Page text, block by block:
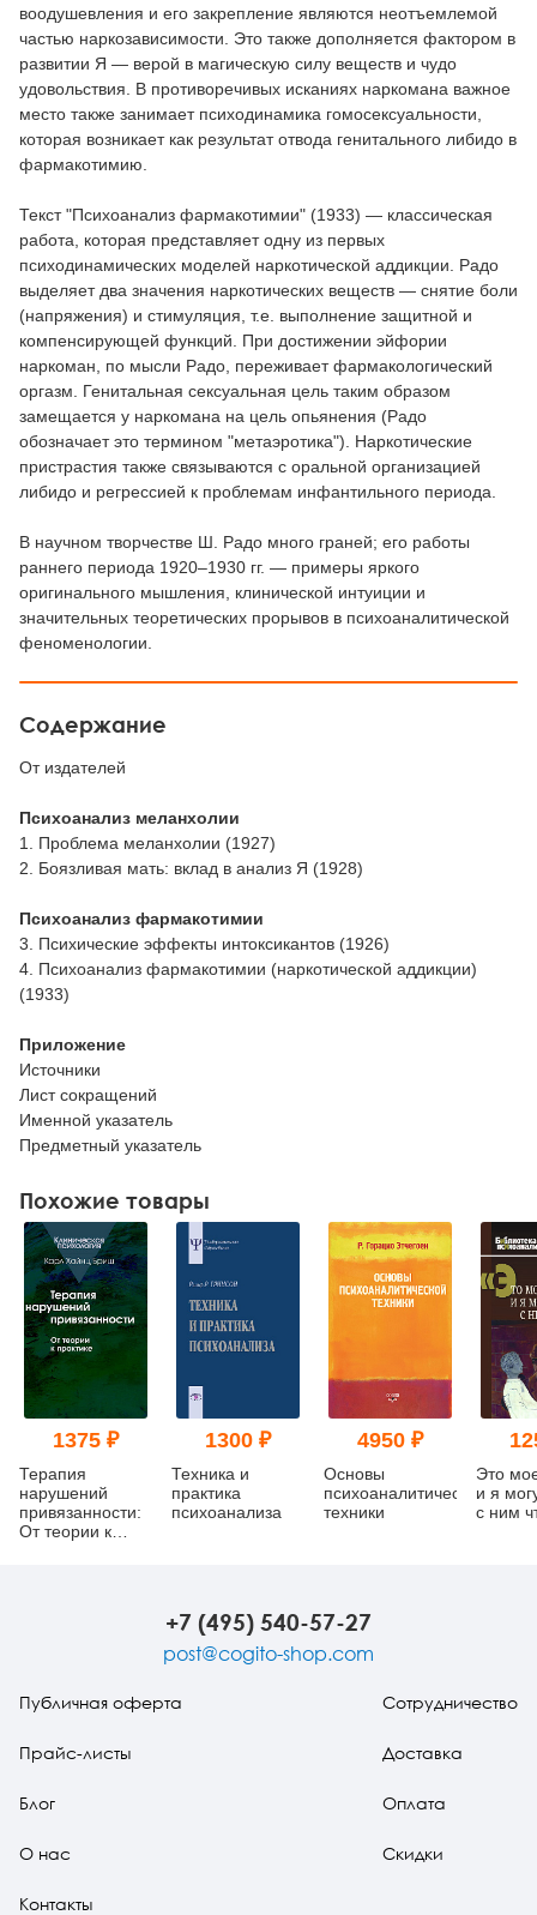
воодушевления и его закрепление являются неотъемлемой
частью наркозависимости. Это также дополняется фактором в
развитии Я — верой в магическую силу веществ и чудо
удовольствия. В противоречивых исканиях наркомана важное
место также занимает психодинамика гомосексуальности,
которая возникает как результат отвода генитального либидо в
фармакотимию.
Текст "Психоанализ фармакотимии" (1933) — классическая
работа, которая представляет одну из первых
психодинамических моделей наркотической аддикции. Радо
выделяет два значения наркотических веществ — снятие боли
(напряжения) и стимуляция, т.е. выполнение защитной и
компенсирующей функций. При достижении эйфории
наркоман, по мысли Радо, переживает фармакологический
оргазм. Генитальная сексуальная цель таким образом
замещается у наркомана на цель опьянения (Радо
обозначает это термином "метаэротика"). Наркотические
пристрастия также связываются с оральной организацией
либидо и регрессией к проблемам инфантильного периода.
В научном творчестве Ш. Радо много граней; его работы
раннего периода 1920–1930 гг. — примеры яркого
оригинального мышления, клинической интуиции и
значительных теоретических прорывов в психоаналитической
феноменологии.
Содержание
От издателей
Психоанализ меланхолии
1. Проблема меланхолии (1927)
2. Боязливая мать: вклад в анализ Я (1928)
Психоанализ фармакотимии
3. Психические эффекты интоксикантов (1926)
4. Психоанализ фармакотимии (наркотической аддикции)
(1933)
Приложение
Источники
Лист сокращений
Именной указатель
Предметный указатель
Похожие товары
1375 ₽
Терапия
нарушений
привязанности:
От теории к
1300 ₽
Техника и
практика
психоанализа
4950 ₽
Основы
психоаналитической
техники
Это
и я
с ним
+7 (495) 540-57-27
post@cogito-shop.com
Публичная оферта
Прайс-листы
Блог
О нас
Контакты
Сотрудничество
Доставка
Оплата
Скидки